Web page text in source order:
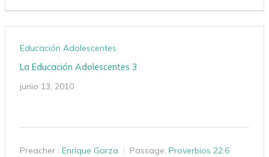
Educación Adolescentes
La Educación Adolescentes 3
junio 13, 2010
Preacher : Enrique Garza Passage: Proverbios 22:6